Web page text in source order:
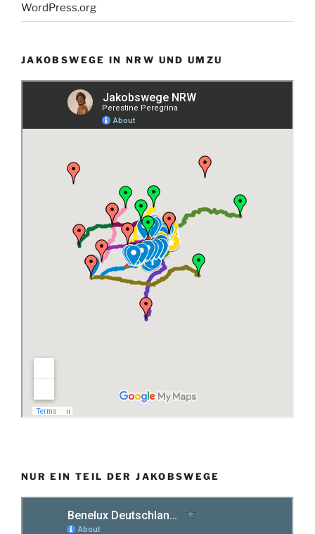
WordPress.org
JAKOBSWEGE IN NRW UND UMZU
NUR EIN TEIL DER JAKOBSWEGE